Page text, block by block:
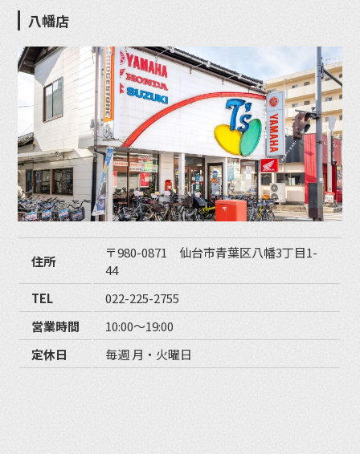
八幡店
住所
〒980-0871 仙台市青葉区八幡3丁目1-
44
TEL
022-225-2755
営業時間
10:00〜19:00
定休日
毎週 月・火曜日